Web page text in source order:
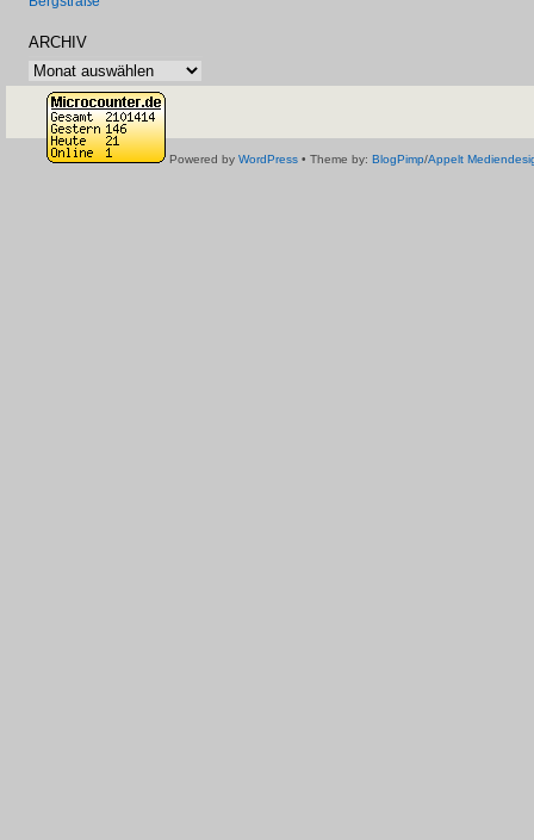
ARCHIV
Archiv
Powered by WordPress • Theme by: BlogPimp/Appelt